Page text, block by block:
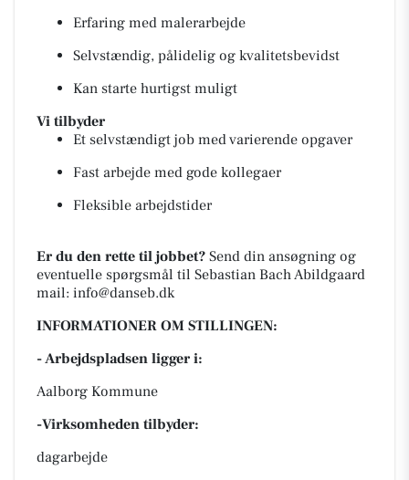
Erfaring med malerarbejde
Selvstændig, pålidelig og kvalitetsbevidst
Kan starte hurtigst muligt
Vi tilbyder
Et selvstændigt job med varierende opgaver
Fast arbejde med gode kollegaer
Fleksible arbejdstider
Er du den rette til jobbet? Send din ansøgning og
eventuelle spørgsmål til Sebastian Bach Abildgaard
mail: info@danseb.dk
INFORMATIONER OM STILLINGEN:
- Arbejdspladsen ligger i:
Aalborg Kommune
-Virksomheden tilbyder:
dagarbejde